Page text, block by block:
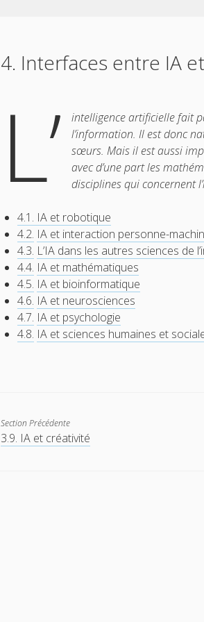
4. Interfaces entre IA
L’
intelligence artificielle fait
l’information. Il est donc
sœurs. Mais il est aussi
avec d’une part les
disciplines qui concernent
4.1. IA et robotique
4.2. IA et interaction personne-
4.3. L’IA dans les autres sciences de
4.4. IA et mathématiques
4.5. IA et bioinformatique
4.6. IA et neurosciences
4.7. IA et psychologie
4.8. IA et sciences humaines et
Section Précédente
3.9. IA et créativité